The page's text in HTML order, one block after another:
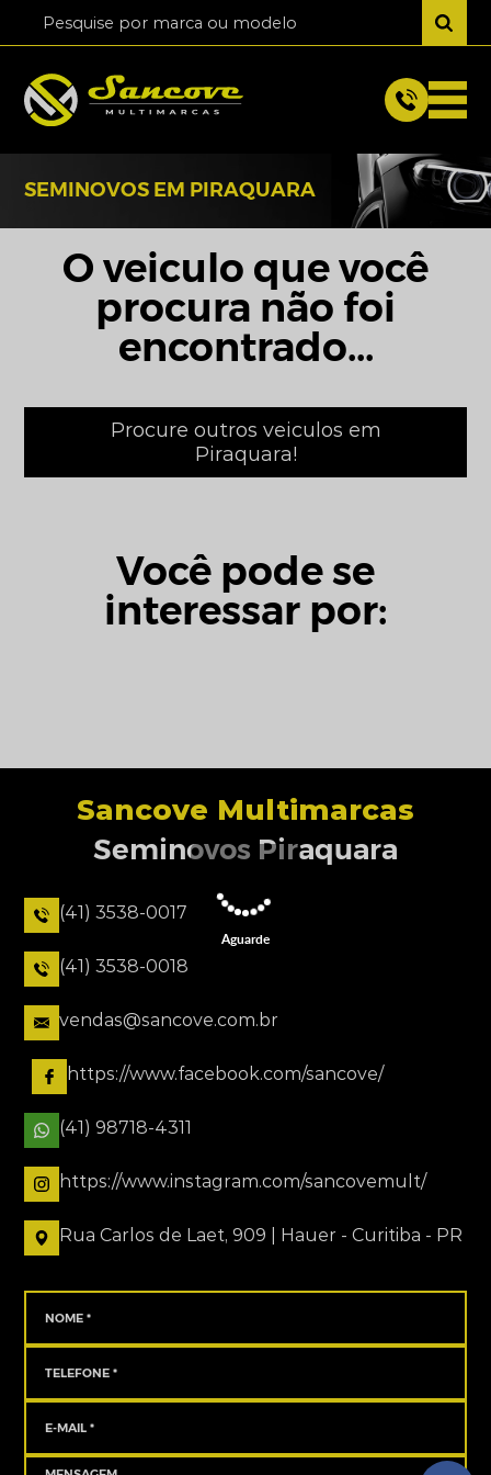
SEMINOVOS EM PIRAQUARA
O veiculo que você
procura não foi
encontrado...
Procure outros veiculos em
Piraquara!
Você pode se
interessar por:
Sancove Multimarcas
Seminovos Piraquara
(41) 3538-0017
(41) 3538-0018
vendas@sancove.com.br
https://www.facebook.com/sancove/
(41) 98718-4311
https://www.instagram.com/sancovemult/
Rua Carlos de Laet, 909 | Hauer - Curitiba - PR
Aguarde